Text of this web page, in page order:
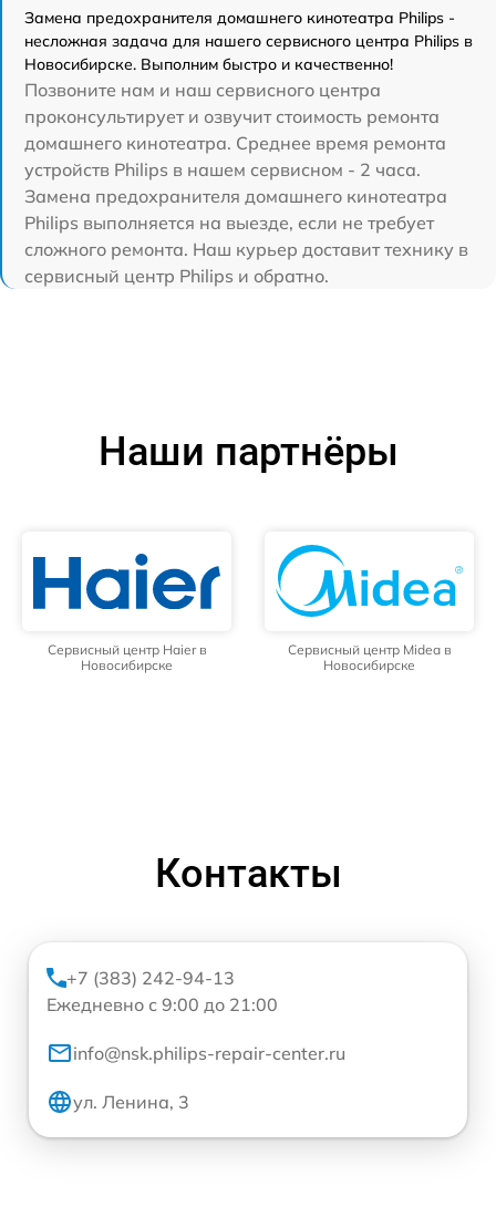
Замена предохранителя домашнего кинотеатра Philips -
несложная задача для нашего сервисного центра Philips в
Новосибирске. Выполним быстро и качественно!
Позвоните нам и наш сервисного центра
проконсультирует и озвучит стоимость ремонта
домашнего кинотеатра. Среднее время ремонта
устройств Philips в нашем сервисном - 2 часа.
Замена предохранителя домашнего кинотеатра
Philips выполняется на выезде, если не требует
сложного ремонта. Наш курьер доставит технику в
сервисный центр Philips и обратно.
Наши партнёры
Сервисный центр Haier в
Новосибирске
Сервисный центр Midea в
Новосибирске
Контакты
+7 (383) 242-94-13
Ежедневно с 9:00 до 21:00
info@nsk.philips-repair-center.ru
ул. Ленина, 3